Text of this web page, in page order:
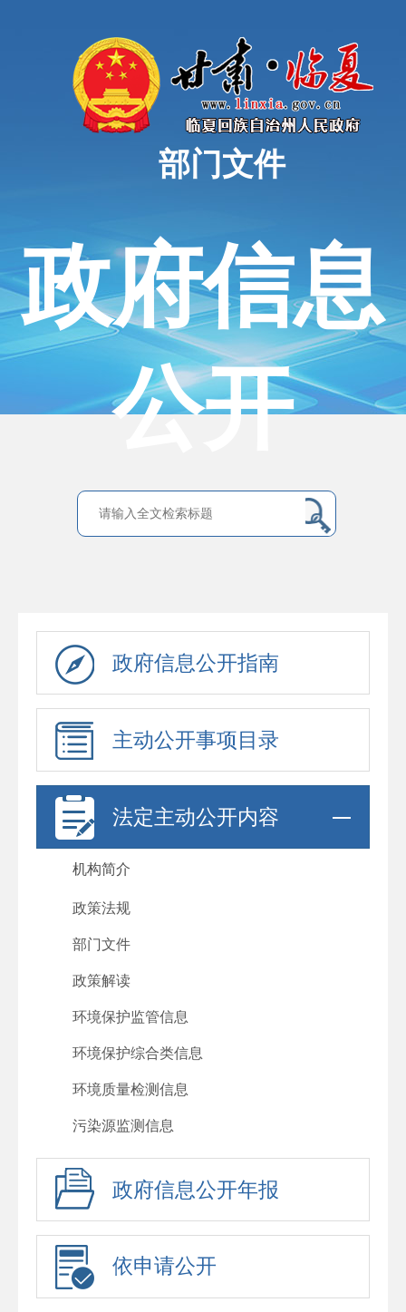
部门文件
政府信息
公开
政府信息公开指南
主动公开事项目录
法定主动公开内容
机构简介
政策法规
部门文件
政策解读
环境保护监管信息
环境保护综合类信息
环境质量检测信息
污染源监测信息
政府信息公开年报
依申请公开